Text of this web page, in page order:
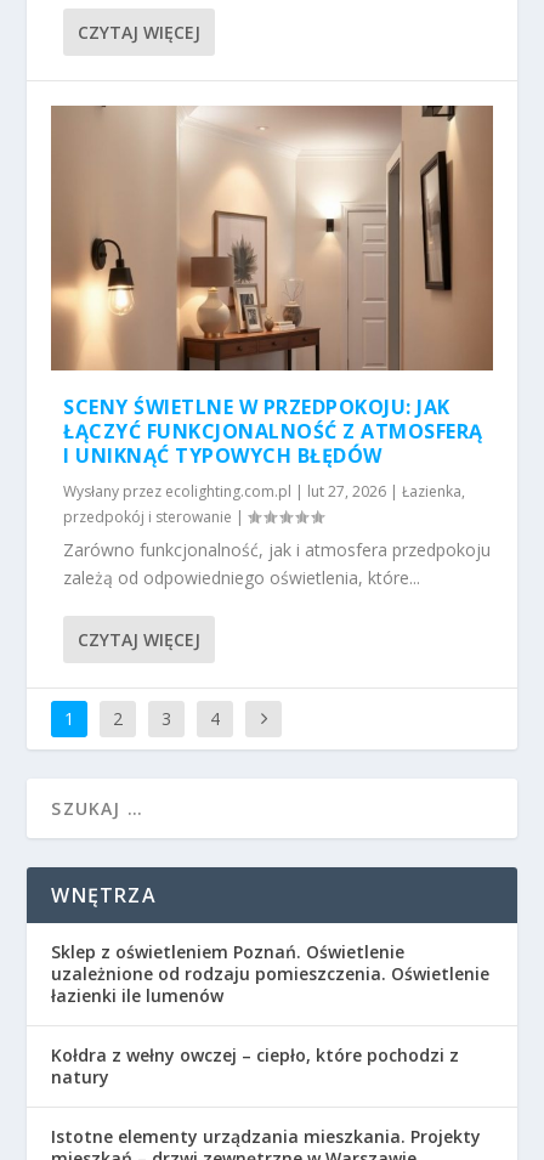
CZYTAJ WIĘCEJ
SCENY ŚWIETLNE W PRZEDPOKOJU: JAK
ŁĄCZYĆ FUNKCJONALNOŚĆ Z ATMOSFERĄ
I UNIKNĄĆ TYPOWYCH BŁĘDÓW
Wysłany przez ecolighting.com.pl | lut 27, 2026 |Łazienka,
przedpokój i sterowanie |
Zarówno funkcjonalność, jak i atmosfera przedpokoju
zależą od odpowiedniego oświetlenia, które...
CZYTAJ WIĘCEJ
1 2 3 4
WNĘTRZA
Sklep z oświetleniem Poznań. Oświetlenie
uzależnione od rodzaju pomieszczenia. Oświetlenie
łazienki ile lumenów
Kołdra z wełny owczej – ciepło, które pochodzi z
natury
Istotne elementy urządzania mieszkania. Projekty